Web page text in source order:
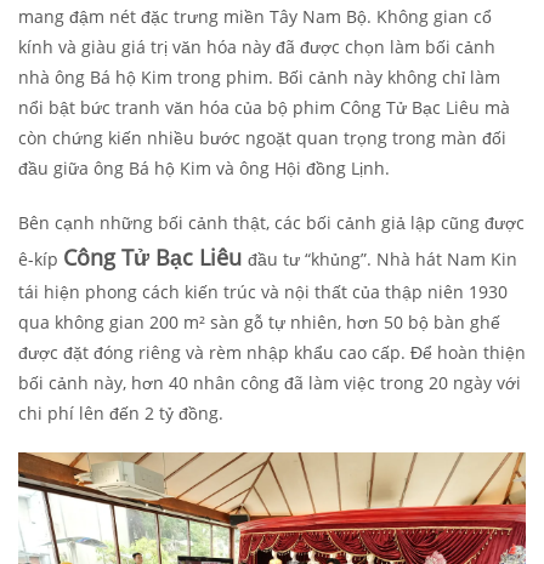
mang đậm nét đặc trưng miền Tây Nam Bộ. Không gian cổ
kính và giàu giá trị văn hóa này đã được chọn làm bối cảnh
nhà ông Bá hộ Kim trong phim. Bối cảnh này không chỉ làm
nổi bật bức tranh văn hóa của bộ phim Công Tử Bạc Liêu mà
còn chứng kiến nhiều bước ngoặt quan trọng trong màn đối
đầu giữa ông Bá hộ Kim và ông Hội đồng Lịnh.
Bên cạnh những bối cảnh thật, các bối cảnh giả lập cũng được
ê-kíp Công Tử Bạc Liêu đầu tư “khủng”. Nhà hát Nam Kin
tái hiện phong cách kiến trúc và nội thất của thập niên 1930
qua không gian 200 m² sàn gỗ tự nhiên, hơn 50 bộ bàn ghế
được đặt đóng riêng và rèm nhập khẩu cao cấp. Để hoàn thiện
bối cảnh này, hơn 40 nhân công đã làm việc trong 20 ngày với
chi phí lên đến 2 tỷ đồng.